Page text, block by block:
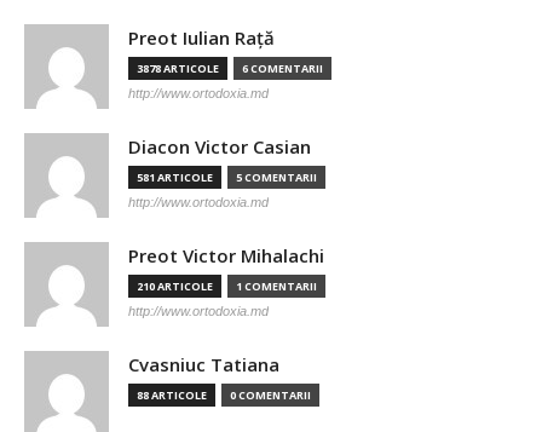
Preot Iulian Raţă
3878 ARTICOLE 6 COMENTARII
http://www.ortodoxia.md
Diacon Victor Casian
581 ARTICOLE 5 COMENTARII
http://www.ortodoxia.md
Preot Victor Mihalachi
210 ARTICOLE 1 COMENTARII
http://www.ortodoxia.md
Cvasniuc Tatiana
88 ARTICOLE 0 COMENTARII